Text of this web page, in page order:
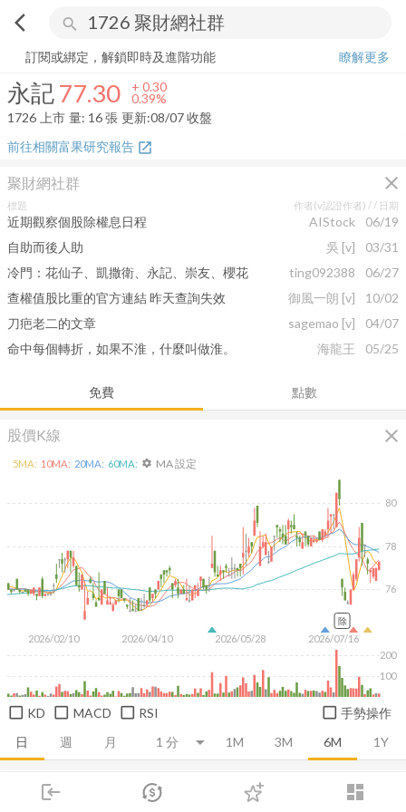
arrow_back_ios search
login dashboard
市場 登入
永記 77.30+ 0.39%
訂閱或綁定，解鎖即時及進階功能
瞭解更多
永記77.30 + 0.30
0.39%
1726 上市 量: 16張 更新:08/07 收盤
前往相關富果研究報告 open_in_new
聚財網社群 close
免費 點數
標題 作者(v認證作者) / / 日期
近期觀察個股除權息日程 AIStock
06/19
自助而後人助
吳 [v]
03/31
冷門：花仙子、凱撒衛、永記、崇友、櫻花
ting092388
06/27
查權值股比重的官方連結 昨天查詢失效
御風一朗 [v]
10/02
刀疤老二的文章
sagemao [v]
04/07
命中每個轉折，如果不淮，什麼叫做淮。
海龍王 05/25
股價K線 close
日 週 月 1M 3M 6M 1Y
2026/02/10 2026/04/10 2026/05/28 2026/07/16
76
78
80
100
200
5MA: 10MA: 20MA: 60MA: settings MA 設定
除
KD MACD RSI 手勢操作
推薦卡片 技術面 消息面 財務報